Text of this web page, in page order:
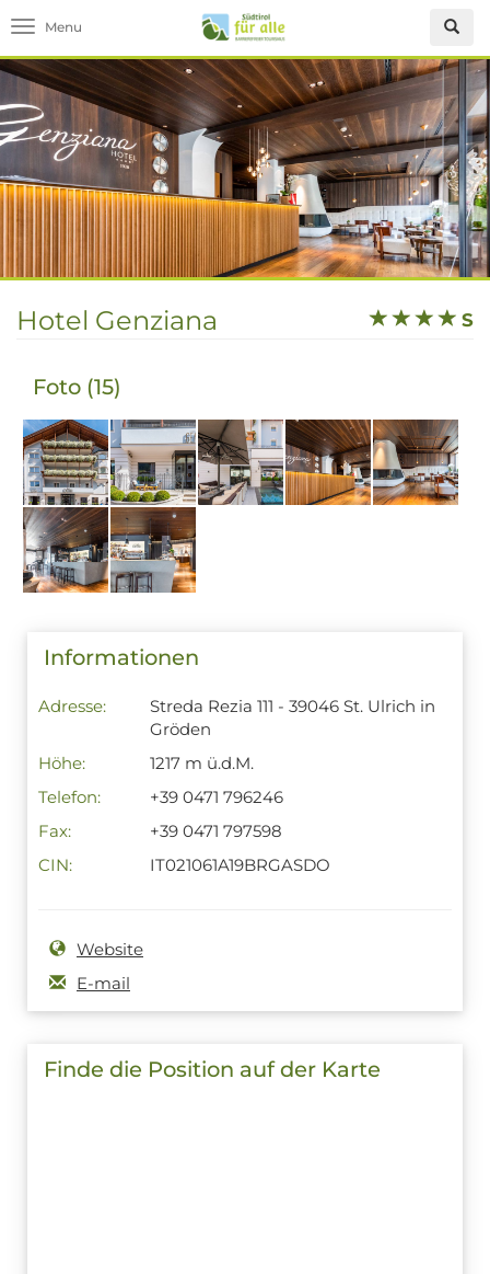
Toggle navigation
Hotel Genziana S
Foto (15)
Informationen
Adresse:
Streda Rezia 111 - 39046 St. Ulrich in
Gröden
Höhe:
1217 m ü.d.M.
Telefon:
+39 0471 796246
Fax:
+39 0471 797598
CIN:
IT021061A19BRGASDO
Website
E-mail
Finde die Position auf der Karte